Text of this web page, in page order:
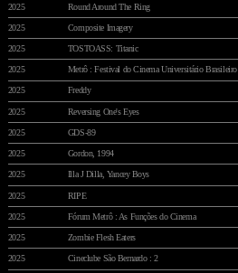
2025 Round Around The Ring
2025 Composite Imagery
2025 TOSTOASS: Titanic
2025 Metrô : Festival do Cinema Universitário Brasileiro
2025 Freddy
2025 Reversing One's Eyes
2025 GDS-89
2025 Gordon, 1994
2025 Illa J Dilla, Yancey Boys
2025 RIPE
2025 Fórum Metrô : As Funções do Cinema
2025 Zombie Flesh Eaters
2025 Cineclube São Bernardo : 2